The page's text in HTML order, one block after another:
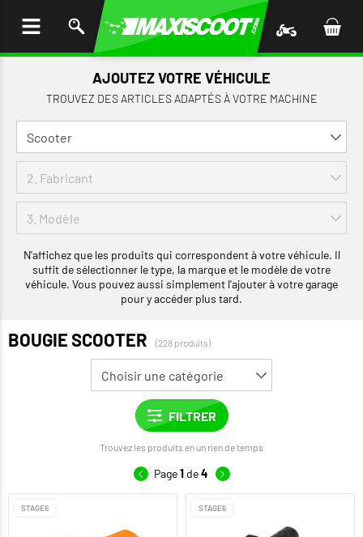
AJOUTEZ VOTRE VÉHICULE
TROUVEZ DES ARTICLES ADAPTÉS À VOTRE MACHINE
N'affichez que les produits qui correspondent à votre véhicule. Il
suffit de sélectionner le type, la marque et le modèle de votre
véhicule. Vous pouvez aussi simplement l'ajouter à votre garage
pour y accéder plus tard.
BOUGIE SCOOTER (228 produits)
Trouvez les produits en un rien de temps
Page 1 de 4
STAGE6 STAGE6